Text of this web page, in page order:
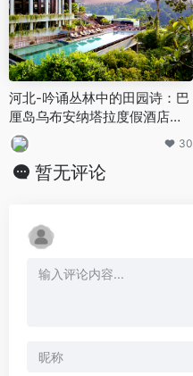
河北-吟诵丛林中的田园诗：巴
厘岛乌布安纳塔拉度假酒店全
新开幕
30
暂无评论